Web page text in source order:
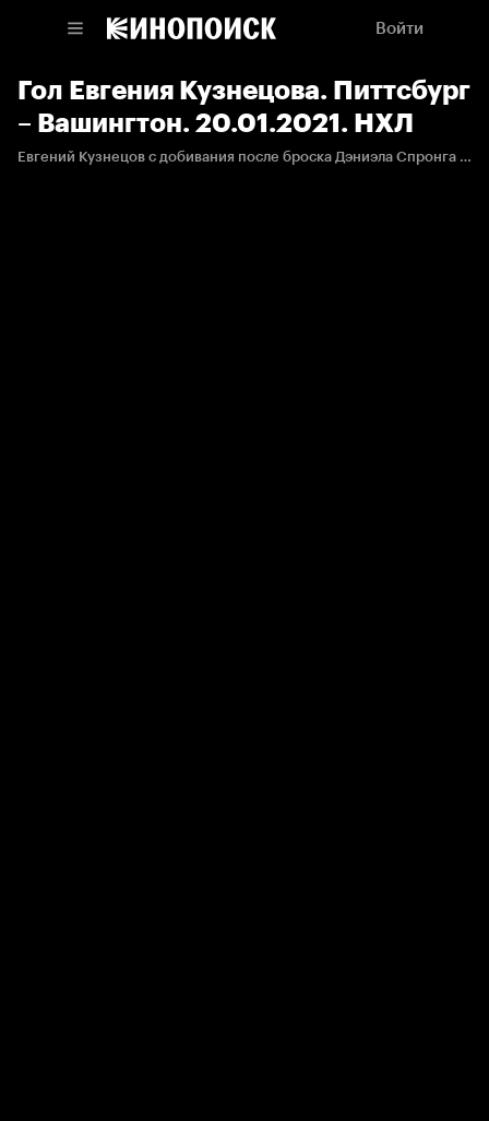
Войти
Гол Евгения Кузнецова. Питтсбург
– Вашингтон. 20.01.2021. НХЛ
Евгений Кузнецов с добивания после броска Дэниэла Спронга забрасывает первую шайбу в сезоне